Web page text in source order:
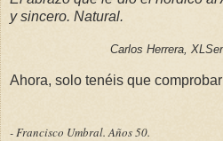
y sincero. Natural.
Carlos Herrera,
Ahora, solo tenéis que
- Francisco Umbral. Años 50.